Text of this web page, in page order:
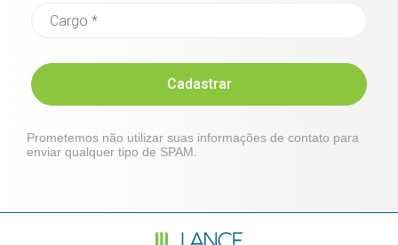
Cadastrar
Prometemos não utilizar suas informações de contato para
enviar qualquer tipo de SPAM.